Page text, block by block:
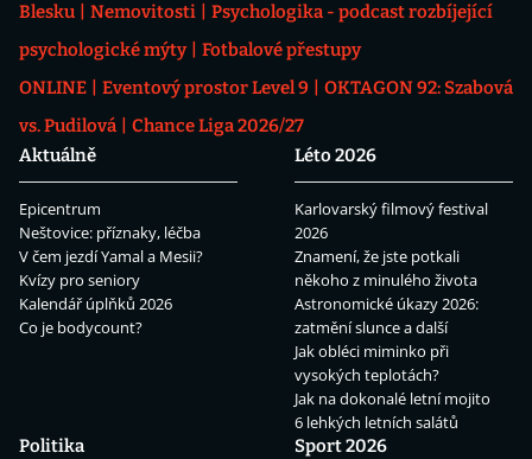
Blesku
Nemovitosti
Psychologika - podcast rozbíjející
psychologické mýty
Fotbalové přestupy
ONLINE
Eventový prostor Level 9
OKTAGON 92: Szabová
vs. Pudilová
Chance Liga 2026/27
Aktuálně
Epicentrum
Neštovice: příznaky, léčba
V čem jezdí Yamal a Mesii?
Kvízy pro seniory
Kalendář úplňků 2026
Co je bodycount?
Léto 2026
Karlovarský filmový festival
2026
Znamení, že jste potkali
někoho z minulého života
Astronomické úkazy 2026:
zatmění slunce a další
Jak obléci miminko při
vysokých teplotách?
Jak na dokonalé letní mojito
6 lehkých letních salátů
Politika
Sport 2026